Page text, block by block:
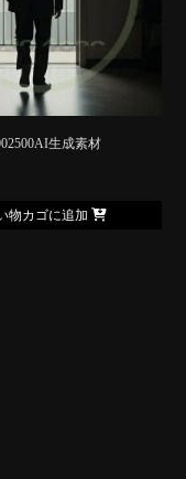
生成素材
物カゴに追加